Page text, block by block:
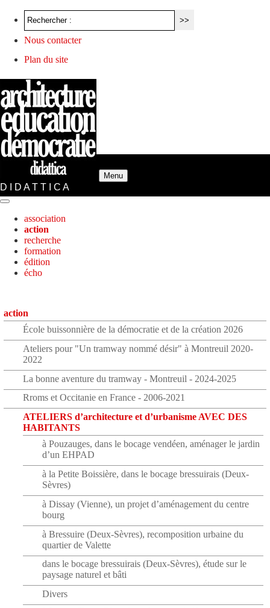
Nous contacter
Plan du site
Menu
D I D A T T I C A
association
action
recherche
formation
édition
écho
action
École buissonnière de la démocratie et de la création 2026
Ateliers pour "Un tramway nommé désir" à Montreuil 2020-
2022
La bonne aventure du tramway - Montreuil - 2024-2025
Rroms et Occitanie en France - 2006-2021
ATELIERS d’architecture et d’urbanisme AVEC DES
HABITANTS
à Pouzauges, dans le bocage vendéen, aménager le jardin
d’un EHPAD
à la Petite Boissière, dans le bocage bressuirais (Deux-
Sèvres)
à Dissay (Vienne), un projet d’aménagement du centre
bourg
à Bressuire (Deux-Sèvres), recomposition urbaine du
quartier de Valette
dans le bocage bressuirais (Deux-Sèvres), étude sur le
paysage naturel et bâti
Divers